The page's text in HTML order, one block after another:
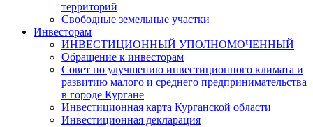
территорий
Свободные земельные участки
Инвесторам
ИНВЕСТИЦИОННЫЙ УПОЛНОМОЧЕННЫЙ
Обращение к инвесторам
Совет по улучшению инвестиционного климата и
развитию малого и среднего предпринимательства
в городе Кургане
Инвестиционная карта Курганской области
Инвестиционная декларация